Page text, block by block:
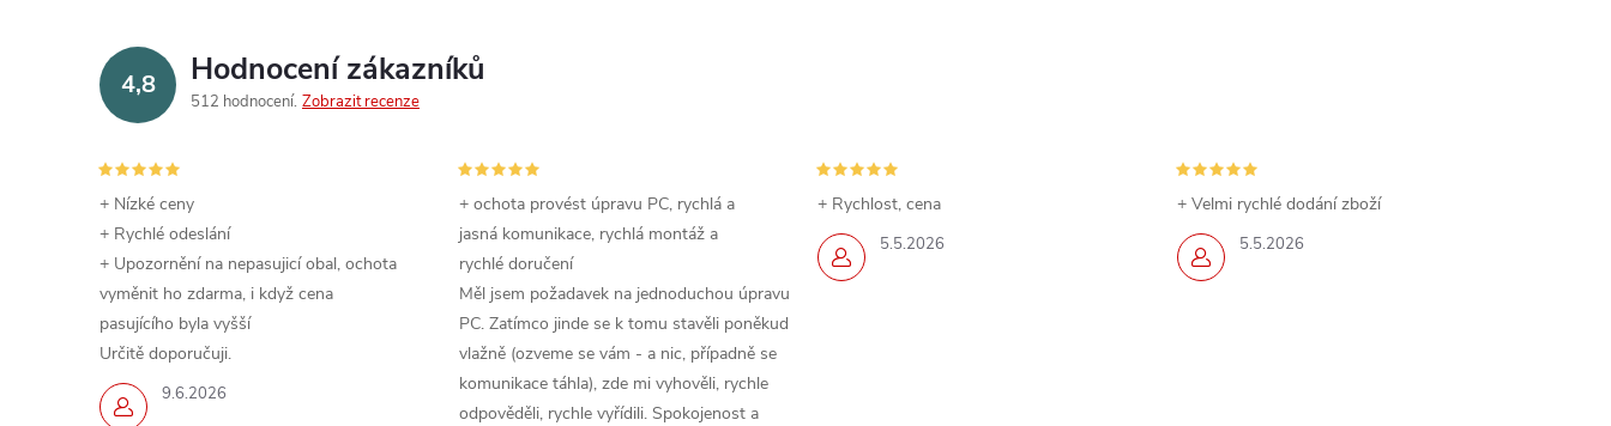
4,8 Hodnocení zákazníků
512 hodnocení Zobrazit recenze
9.6.2026
+ Nízké ceny
+ Rychlé odeslání
+ Upozornění na nepasujicí obal, ochota
vyměnit ho zdarma, i když cena
pasujícího byla vyšší
Určitě doporučuji.
+ ochota provést úpravu PC, rychlá a
jasná komunikace, rychlá montáž a
rychlé doručení
Měl jsem požadavek na jednoduchou úpravu
PC. Zatímco jinde se k tomu stavěli poněkud
vlažně (ozveme se vám - a nic, případně se
komunikace táhla), zde mi vyhověli, rychle
odpověděli, rychle vyřídili. Spokojenost a
5.5.2026
+ Rychlost, cena
5.5.2026
+ Velmi rychlé dodání zboží